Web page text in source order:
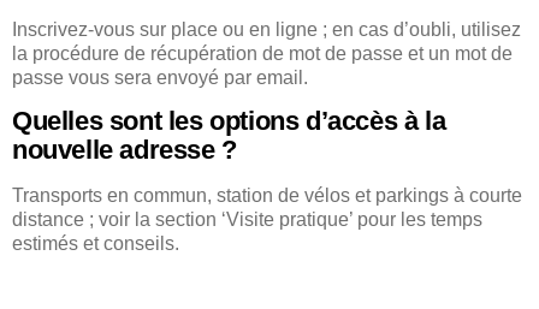
Inscrivez-vous sur place ou en ligne ; en cas d’oubli, utilisez
la procédure de récupération de mot de passe et un mot de
passe vous sera envoyé par email.
Quelles sont les options d’accès à la
nouvelle adresse ?
Transports en commun, station de vélos et parkings à courte
distance ; voir la section ‘Visite pratique’ pour les temps
estimés et conseils.